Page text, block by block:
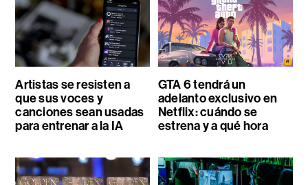
Artistas se resisten a
que sus voces y
canciones sean usadas
para entrenar a la IA
GTA 6 tendrá un
adelanto exclusivo en
Netflix: cuándo se
estrena y a qué hora